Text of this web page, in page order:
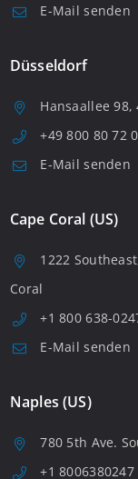
E-Mail senden
Düsseldorf
Hansaallee
+49 800 80 72
E-Mail senden
Cape Coral (US)
1222
Coral
+1 800 638-
E-Mail senden
Naples (US)
780 5th Ave.
+1 8006380247